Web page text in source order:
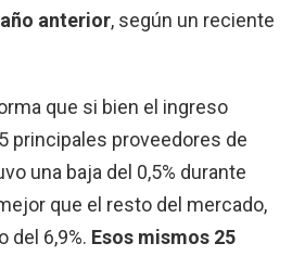
anterior, según un reciente
que si bien el ingreso
principales proveedores de
una baja del 0,5% durante
que el resto del mercado,
del 6,9%. Esos mismos 25